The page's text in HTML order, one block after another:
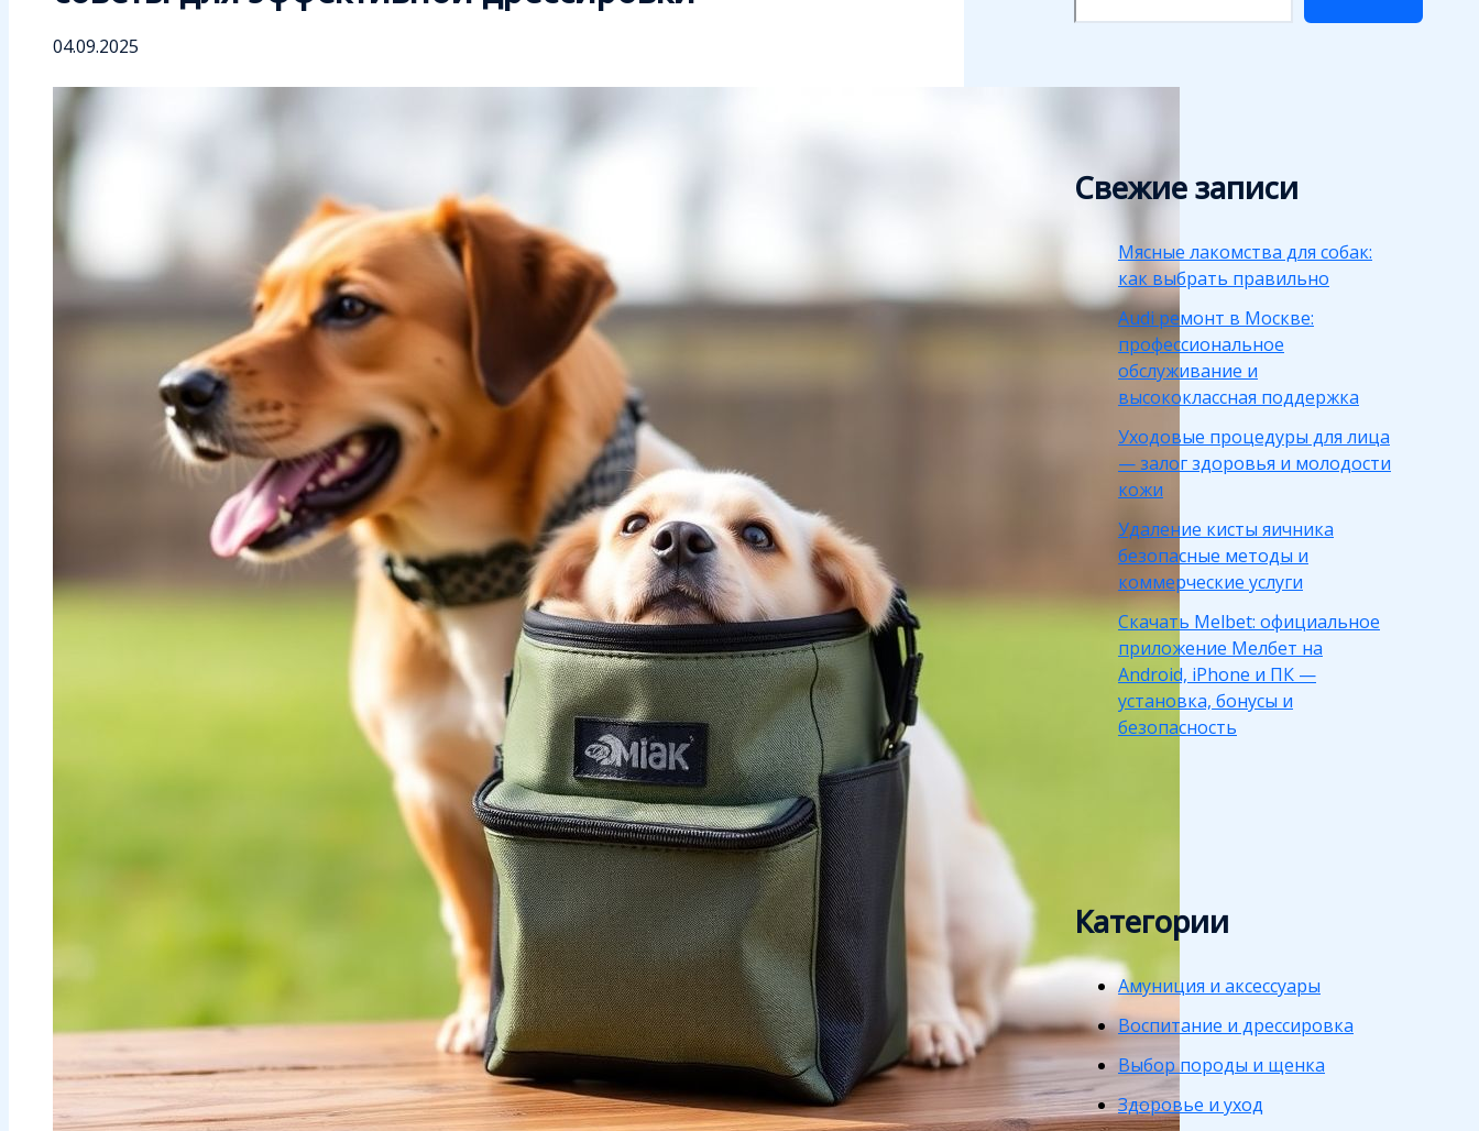
04.09.2025
Свежие записи
Мясные лакомства для собак:
как выбрать правильно
Audi ремонт в Москве:
профессиональное
обслуживание и
высококлассная поддержка
Уходовые процедуры для лица
— залог здоровья и молодости
кожи
Удаление кисты яичника
безопасные методы и
коммерческие услуги
Скачать Melbet: официальное
приложение Мелбет на
Android, iPhone и ПК —
установка, бонусы и
безопасность
Категории
Амуниция и аксессуары
Воспитание и дрессировка
Выбор породы и щенка
Здоровье и уход